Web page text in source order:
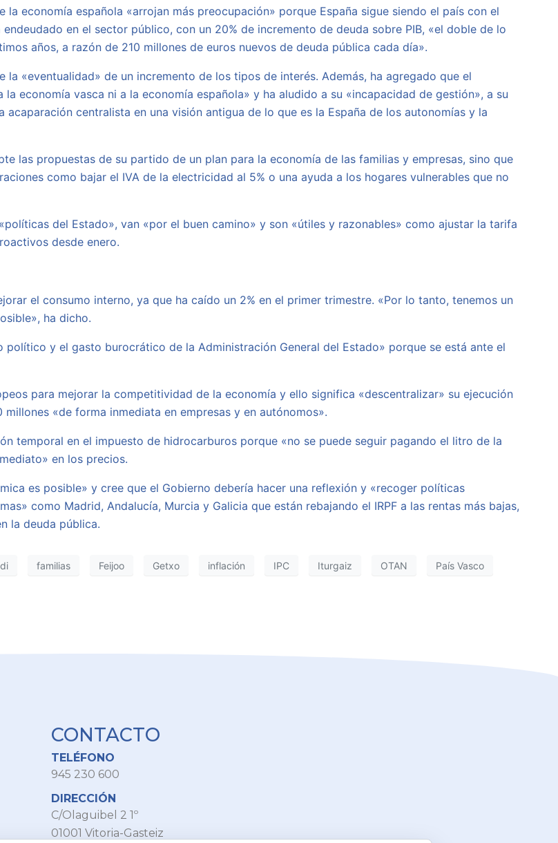
economía española «arrojan más preocupación» porque España sigue siendo el país con el
en el sector público, con un 20% de incremento de deuda sobre PIB, «el doble de lo
años, a razón de 210 millones de euros nuevos de deuda pública cada día».
«eventualidad» de un incremento de los tipos de interés. Además, ha agregado que el
economía vasca ni a la economía española» y ha aludido a su «incapacidad de gestión», a su
centralista en una visión antigua de lo que es la España de los autonomías y la
las propuestas de su partido de un plan para la economía de las familias y empresas, sino que
como bajar el IVA de la electricidad al 5% o una ayuda a los hogares vulnerables que no
del Estado», van «por el buen camino» y son «útiles y razonables» como ajustar la tarifa
desde enero.
el consumo interno, ya que ha caído un 2% en el primer trimestre. «Por lo tanto, tenemos un
ha dicho.
y el gasto burocrático de la Administración General del Estado» porque se está ante el
para mejorar la competitividad de la economía y ello significa «descentralizar» su ejecución
«de forma inmediata en empresas y en autónomos».
temporal en el impuesto de hidrocarburos porque «no se puede seguir pagando el litro de la
en los precios.
es posible» y cree que el Gobierno debería hacer una reflexión y «recoger políticas
como Madrid, Andalucía, Murcia y Galicia que están rebajando el IRPF a las rentas más bajas,
la deuda pública.
familias Feijoo Getxo inflación IPC Iturgaiz OTAN País Vasco
CONTACTO
TELÉFONO
945 230 600
DIRECCIÓN
C/Olaguibel 2 1º
01001 Vitoria-Gasteiz